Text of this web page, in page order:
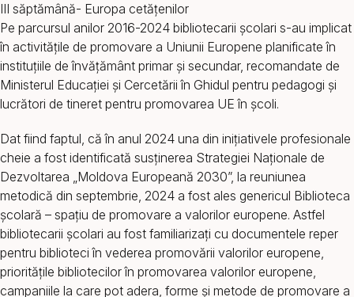
III săptămână- Europa cetăţenilor
Pe parcursul anilor 2016-2024 bibliotecarii școlari s-au implicat
în activitățile de promovare a Uniunii Europene planificate în
instituțiile de învățământ primar și secundar, recomandate de
Ministerul Educației și Cercetării în Ghidul pentru pedagogi şi
lucrători de tineret pentru promovarea UE în şcoli.
Dat fiind faptul, că în anul 2024 una din inițiativele profesionale
cheie a fost identificată susținerea Strategiei Naționale de
Dezvoltarea „Moldova Europeană 2030”, la reuniunea
metodică din septembrie, 2024 a fost ales genericul Biblioteca
școlară – spațiu de promovare a valorilor europene. Astfel
bibliotecarii școlari au fost familiarizați cu documentele reper
pentru biblioteci în vederea promovării valorilor europene,
prioritățile bibliotecilor în promovarea valorilor europene,
campaniile la care pot adera, forme și metode de promovare a